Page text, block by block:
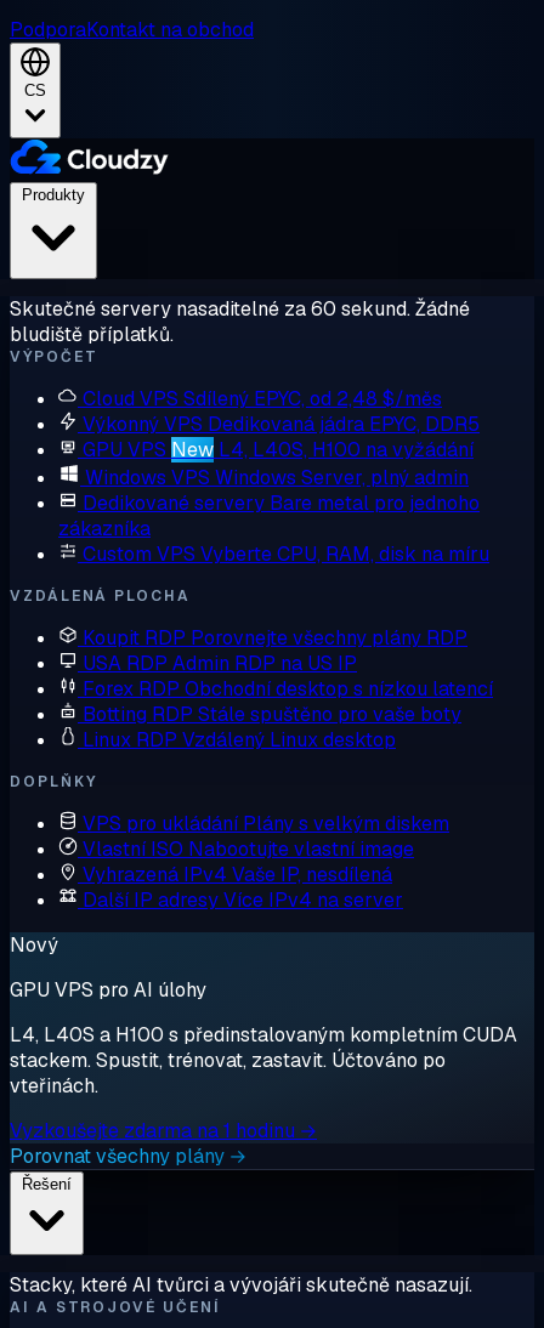
PodporaKontakt na obchod
CS
Skutečné servery nasaditelné za 60 sekund. Žádné
bludiště příplatků.
VÝPOČET
Cloud VPS Sdílený EPYC, od 2,48 $/měs
Výkonný VPS Dedikovaná jádra EPYC, DDR5
GPU VPS New L4, L40S, H100 na vyžádání
Windows VPS Windows Server, plný admin
Dedikované servery Bare metal pro jednoho
zákazníka
Custom VPS Vyberte CPU, RAM, disk na míru
VZDÁLENÁ PLOCHA
Koupit RDP Porovnejte všechny plány RDP
USA RDP Admin RDP na US IP
Forex RDP Obchodní desktop s nízkou latencí
Botting RDP Stále spuštěno pro vaše boty
Linux RDP Vzdálený Linux desktop
DOPLŇKY
VPS pro ukládání Plány s velkým diskem
Vlastní ISO Nabootujte vlastní image
Vyhrazená IPv4 Vaše IP, nesdílená
Další IP adresyVíce IPv4 na server
Nový
GPU VPS pro AI úlohy
L4, L40S a H100 s předinstalovaným kompletním CUDA
stackem. Spustit, trénovat, zastavit. Účtováno po
vteřinách.
Vyzkoušejte zdarma na 1 hodinu →
Porovnat všechny plány →
Stacky, které AI tvůrci a vývojáři skutečně nasazují.
AI A STROJOVÉ UČENÍ